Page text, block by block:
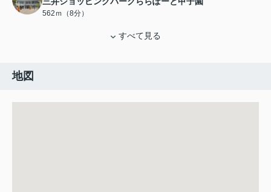
562ｍ（8分）
すべて見る
地図